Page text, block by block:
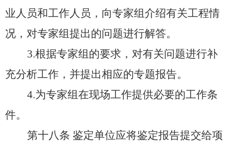
业人员和工作人员，向专家组介绍有关工程情
况，对专家组提出的问题进行解答。
3.根据专家组的要求，对有关问题进行补
充分析工作，并提出相应的专题报告。
4.为专家组在现场工作提供必要的工作条
件。
第十八条 鉴定单位应将鉴定报告提交给项